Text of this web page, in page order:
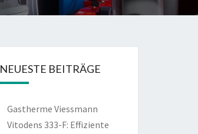
NEUESTE BEITRÄGE
Gastherme Viessmann
Vitodens 333-F: Effiziente